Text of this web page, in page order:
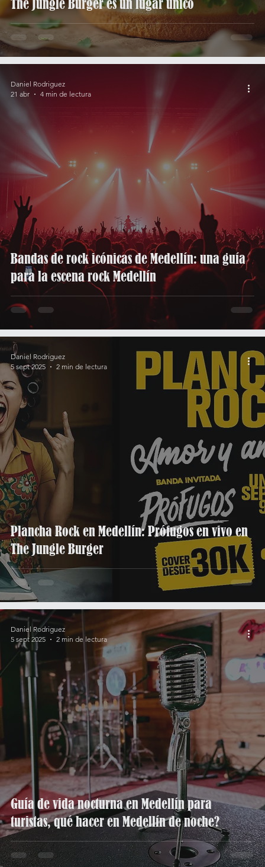
The Jungle Burger es un lugar único
Bandas de rock icónicas de Medellín: una guía
para la escena rock Medellín
Daniel Rodriguez
21 abr
4 min de lectura
Plancha Rock en Medellín: Prófugos en vivo en
The Jungle Burger
Daniel Rodriguez
5 sept 2025
2 min de lectura
Guía de vida nocturna en Medellín para
turistas, qué hacer en Medellín de noche?
Daniel Rodriguez
5 sept 2025
2 min de lectura